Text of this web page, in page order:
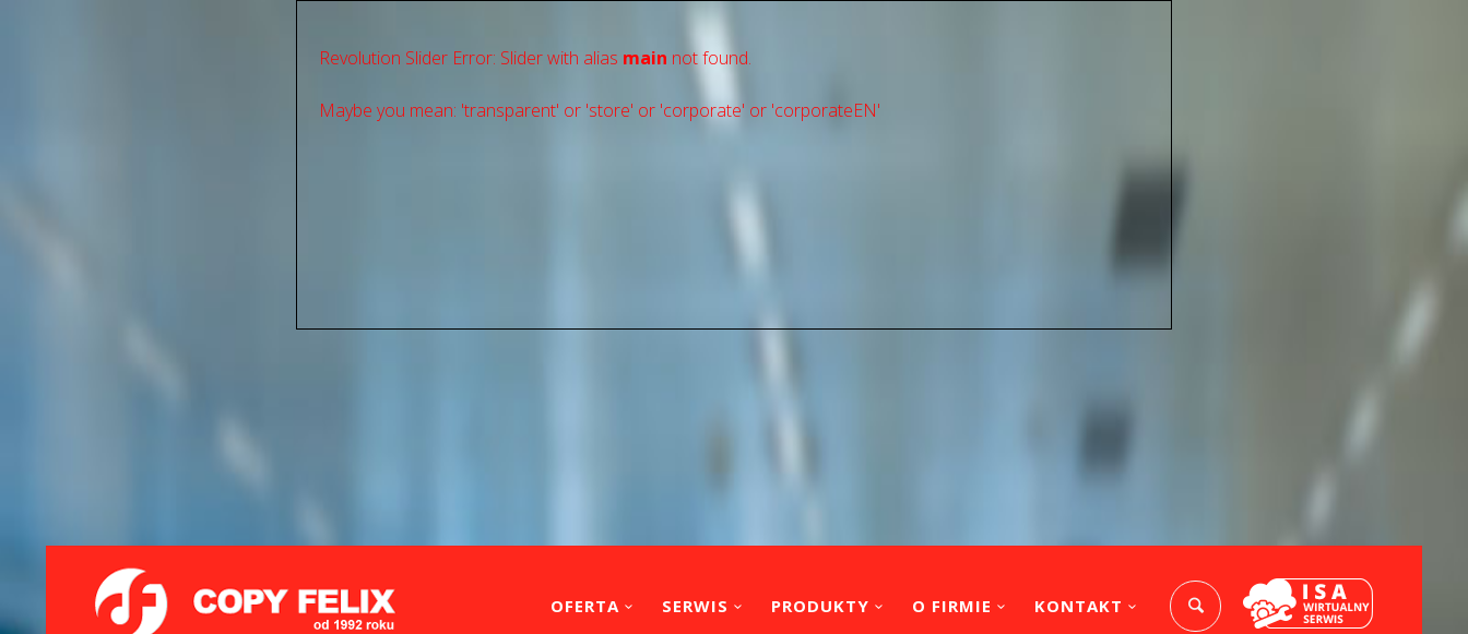
Revolution Slider Error: Slider with alias main not found.
Maybe you mean: 'transparent' or 'store' or 'сorporate' or 'corporateEN'
OFERTA SERWIS PRODUKTY O FIRMIE KONTAKT